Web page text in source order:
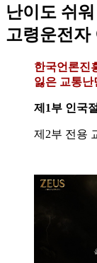
난이도 쉬
고령운전자
한국언론진
잃은 교통난
제1부 인국
제2부 전용